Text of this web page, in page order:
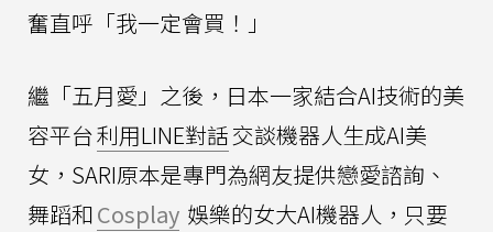
奮直呼「我一定會買！」
繼「五月愛」之後，日本一家結合AI技術的美
容平台利用LINE對話交談機器人生成AI美
女，SARI原本是專門為網友提供戀愛諮詢、
舞蹈和Cosplay 娛樂的女大AI機器人，只要